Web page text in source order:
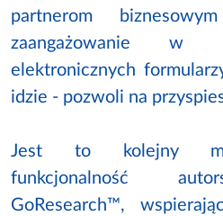
partnerom
zaangażowanie w
elektronicznych
idzie - pozwoli na
Jest to kolejny
funkcjonalność
GoResearch™,